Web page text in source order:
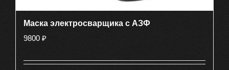
Маска электросварщика с АЗФ
9800 ₽